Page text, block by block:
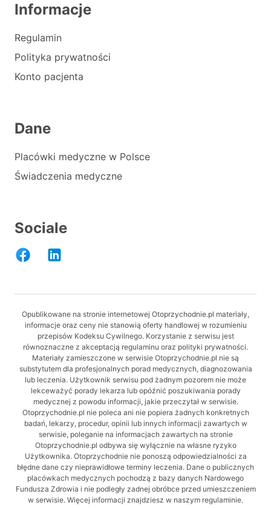
Informacje
Regulamin
Polityka prywatności
Konto pacjenta
Dane
Placówki medyczne w Polsce
Świadczenia medyczne
Sociale
Opublikowane na stronie internetowej Otoprzychodnie.pl materiały,
informacje oraz ceny nie stanowią oferty handlowej w rozumieniu
przepisów Kodeksu Cywilnego. Korzystanie z serwisu jest
równoznaczne z akceptacją regulaminu oraz polityki prywatności.
Materiały zamieszczone w serwisie Otoprzychodnie.pl nie są
substytutem dla profesjonalnych porad medycznych, diagnozowania
lub leczenia. Użytkownik serwisu pod żadnym pozorem nie może
lekceważyć porady lekarza lub opóźnić poszukiwania porady
medycznej z powodu informacji, jakie przeczytał w serwisie.
Otoprzychodnie.pl nie poleca ani nie popiera żadnych konkretnych
badań, lekarzy, procedur, opinii lub innych informacji zawartych w
serwisie, poleganie na informacjach zawartych na stronie
Otoprzychodnie.pl odbywa się wyłącznie na własne ryzyko
Użytkownika. Otoprzychodnie nie ponoszą odpowiedzialności za
błędne dane czy nieprawidłowe terminy leczenia. Dane o publicznych
placówkach medycznych pochodzą z bazy danych Nardowego
Fundusza Zdrowia i nie podległy zadnej obróbce przed umieszczeniem
w serwisie. Więcej informacji znajdziesz w naszym regulaminie.